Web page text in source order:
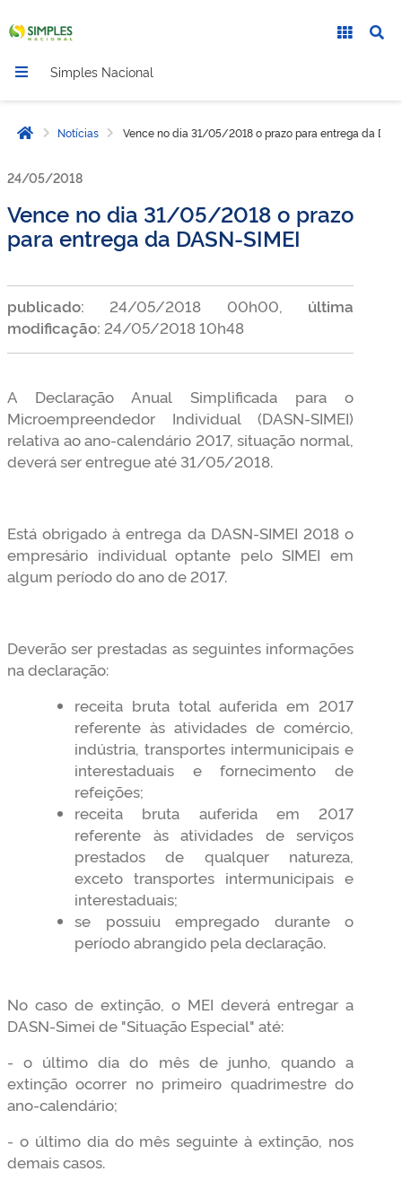
Simples Nacional
Página inicial
Notícias Vence no dia 31/05/2018 o prazo para entrega da
24/05/2018
Vence no dia 31/05/2018 o prazo
para entrega da DASN-SIMEI
publicado: 24/05/2018 00h00, última
modificação: 24/05/2018 10h48
A Declaração Anual Simplificada para o
Microempreendedor Individual (DASN-SIMEI)
relativa ao ano-calendário 2017, situação normal,
deverá ser entregue até 31/05/2018.
Está obrigado à entrega da DASN-SIMEI 2018 o
empresário individual optante pelo SIMEI em
algum período do ano de 2017.
Deverão ser prestadas as seguintes informações
na declaração:
receita bruta total auferida em 2017
referente às atividades de comércio,
indústria, transportes intermunicipais e
interestaduais e fornecimento de
refeições;
receita bruta auferida em 2017
referente às atividades de serviços
prestados de qualquer natureza,
exceto transportes intermunicipais e
interestaduais;
se possuiu empregado durante o
período abrangido pela declaração.
No caso de extinção, o MEI deverá entregar a
DASN-Simei de "Situação Especial" até:
- o último dia do mês de junho, quando a
extinção ocorrer no primeiro quadrimestre do
ano-calendário;
- o último dia do mês seguinte à extinção, nos
demais casos.